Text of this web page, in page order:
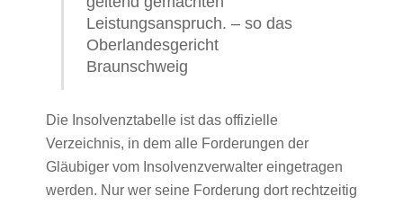
Leistungsanspruch. – so das
Oberlandesgericht
Braunschweig
Die Insolvenztabelle ist das offizielle
Verzeichnis, in dem alle Forderungen der
Gläubiger vom Insolvenzverwalter eingetragen
werden. Nur wer seine Forderung dort rechtzeitig